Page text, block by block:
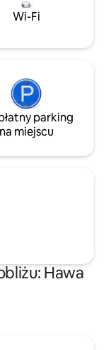
Wi-Fi
parking
na miejscu
Hawa